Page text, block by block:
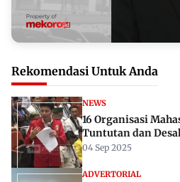
Rekomendasi Untuk Anda
NEWS
16 Organisasi
Tuntutan dan
04 Sep 2025
ADVERTORIAL